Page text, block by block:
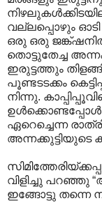
വല്ലപ്പൊഴും
ഒരു ഒരു
തൊട്ടുതേച്ച
ഇരുട്ടത്തും
പൂണ്ടടടക്കം
നിന്നു.
ഏറെച്ചെന്ന
അന്നക്കുട്ടിയുടെ
വിളിച്ചു പറഞ്ഞു
ഇങ്ങോട്ടു തന്നെ